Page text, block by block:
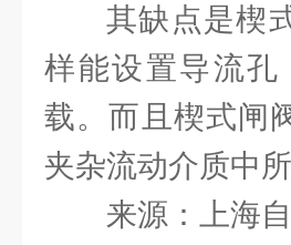
其缺点是楔
样能设置导流
载。而且楔式闸
夹杂流动介质
来源：上海